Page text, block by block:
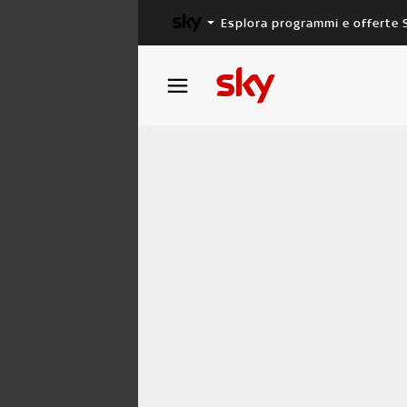
Esplora programmi e offerte